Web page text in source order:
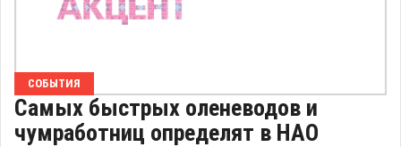
СОБЫТИЯ
Самых быстрых оленеводов и
чумработниц определят в НАО